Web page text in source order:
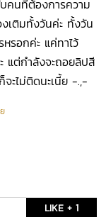
คนที่ต้องการความ
เติมทั้งวันค่ะ ทั้งวัน
รอกค่ะ แค่ทาไว้
แต่กำลังจะถอยลิปสี
ะไม่ติดนะเนี้ย -.,-
LIKE + 1